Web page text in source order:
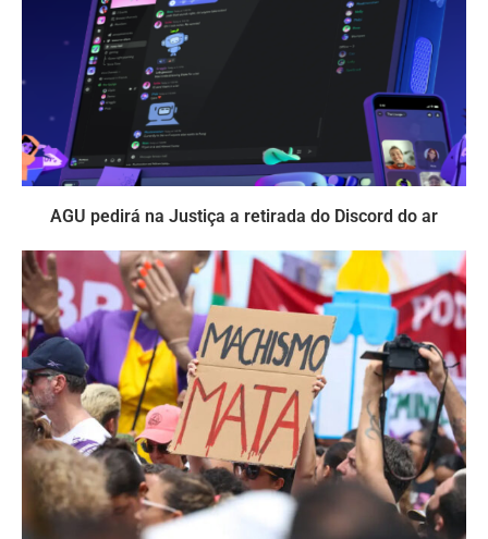
AGU pedirá na Justiça a retirada do Discord do ar